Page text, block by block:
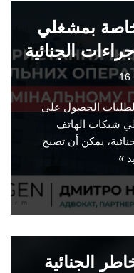
بمشغلي
الجنائية
لطلبات الحصول على
شبكات الهاتف
يمكن أن تصبح
»
الجنائية